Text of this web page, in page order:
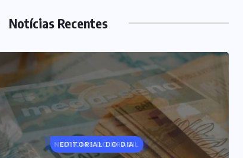
Notícias Recentes
NOTÍCIAS DO BRASIL